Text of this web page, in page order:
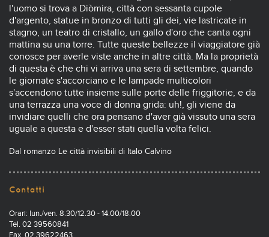
l'uomo si trova a Diòmira, città con sessanta cupole
d'argento, statue in bronzo di tutti gli dei, vie lastricate in
stagno, un teatro di cristallo, un gallo d'oro che canta ogni
mattina su una torre. Tutte queste bellezze il viaggiatore già
conosce per averle viste anche in altre città. Ma la proprietà
di questa è che chi vi arriva una sera di settembre, quando
le giornate s'accorciano e le lampade multicolori
s'accendono tutte insieme sulle porte delle friggitorie, e da
una terrazza una voce di donna grida: uh!, gli viene da
invidiare quelli che ora pensano d'aver già vissuto una sera
uguale a questa e d'esser stati quella volta felici.
Dal romanzo Le città invisibili di Italo Calvino
Contatti
Orari: lun./ven. 8.30/12.30 - 14.00/18.00
Tel. 02 39560841